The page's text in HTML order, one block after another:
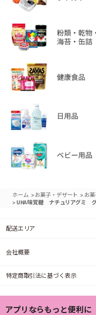
ホーム >お菓子・デザート > お
> UHA味覚糖 ナチュリアグミ
配送エリア
会社概要
特定商取引法に基づく表示
アプリならもっと便利に